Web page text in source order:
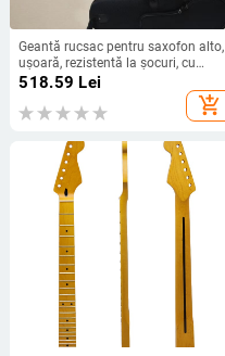
Geantă rucsac pentru saxofon alto,
ușoară, rezistentă la șocuri, cu
curea de umăr curbată, material
518.59 Lei
add_shopping_cart